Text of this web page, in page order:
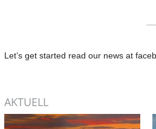
Let’s get started read our news at
AKTUELL